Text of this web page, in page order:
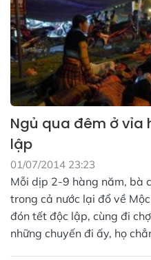
Ngủ qua đêm ở vỉa
lập
01/07/2014 23:23
Mỗi dịp 2-9 hàng năm, bà
trong cả nước lại đổ về
đón tết độc lập, cùng đi
những chuyến đi ấy, họ